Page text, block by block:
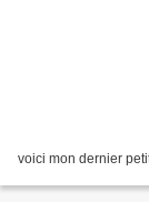
voici mon dernier